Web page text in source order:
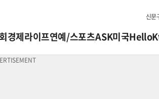
신문
경제라이프연예/스포츠ASK미국